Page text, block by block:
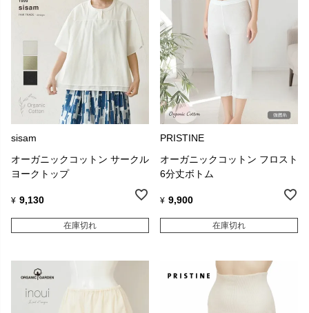
sisam
オーガニックコットン サークル
ヨークトップ
¥ 9,130
在庫切れ
PRISTINE
オーガニックコットン フロスト
6分丈ボトム
¥ 9,900
在庫切れ